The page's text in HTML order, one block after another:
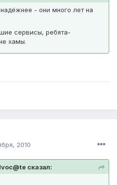
- они много лет на
сервисы, ребята-
хамы.
2010
сказал: